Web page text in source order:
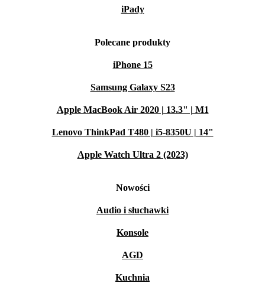
iPady
Polecane produkty
iPhone 15
Samsung Galaxy S23
Apple MacBook Air 2020 | 13.3" | M1
Lenovo ThinkPad T480 | i5-8350U | 14"
Apple Watch Ultra 2 (2023)
Nowości
Audio i słuchawki
Konsole
AGD
Kuchnia